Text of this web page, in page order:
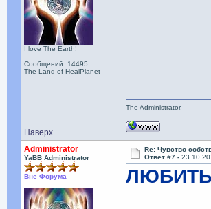
I love The Earth!
Сообщений: 14495
The Land of HealPlanet
Наверх
The Administrator.
Administrator
YaBB Administrator
Вне Форума
Re: Чувство
Ответ #7 -